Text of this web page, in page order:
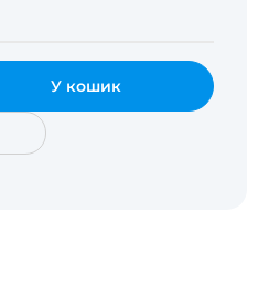
У кошик